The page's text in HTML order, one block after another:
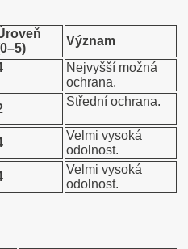
Význam
Nejvyšší možná
ochrana.
Střední ochrana.
Velmi vysoká
odolnost.
Velmi vysoká
odolnost.